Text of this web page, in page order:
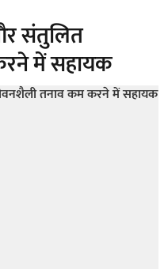
संतुलित
में सहायक